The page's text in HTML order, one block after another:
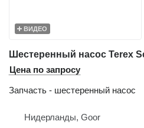
ВИДЕО
Цена по запросу
Запчасть - шестеренный насос
Нидерланды, Goor